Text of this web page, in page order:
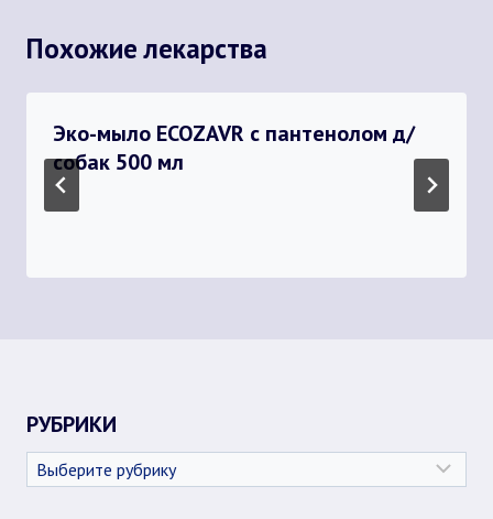
Похожие лекарства
Эко-мыло ECOZAVR с пантенолом д/
собак 500 мл
РУБРИКИ
Рубрики